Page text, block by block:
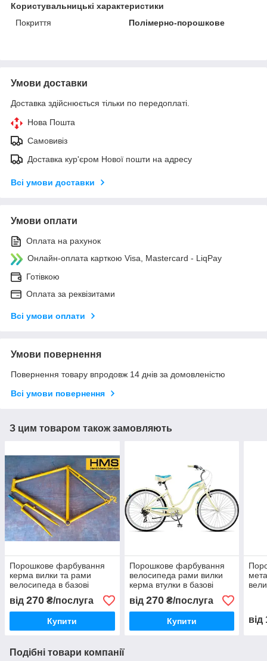
Користувальницькі характеристики
Покриття
Полімерно-порошкове
Умови доставки
Доставка здійснюється тільки по передоплаті.
Нова Пошта
Самовивіз
Доставка кур'єром Нової пошти на адресу
Всі умови доставки
Умови оплати
Оплата на рахунок
Онлайн-оплата карткою Visa, Mastercard - LiqPay
Готівкою
Оплата за реквізитами
Всі умови оплати
Умови повернення
Повернення товару впродовж 14 днів за домовленістю
Всі умови повернення
З цим товаром також замовляють
Порошкове фарбування
керма вилки та рами
велосипеда в базові
кольори — поверхня на
вибір: глянець або матова
від 270 ₴/послуга
Купити
Порошкове фарбування
велосипеда рами вилки
керма втулки в базові
кольори на вибір —
глянець або матовий
від 270₴/послуга
Купити від
Подібні товари компанії